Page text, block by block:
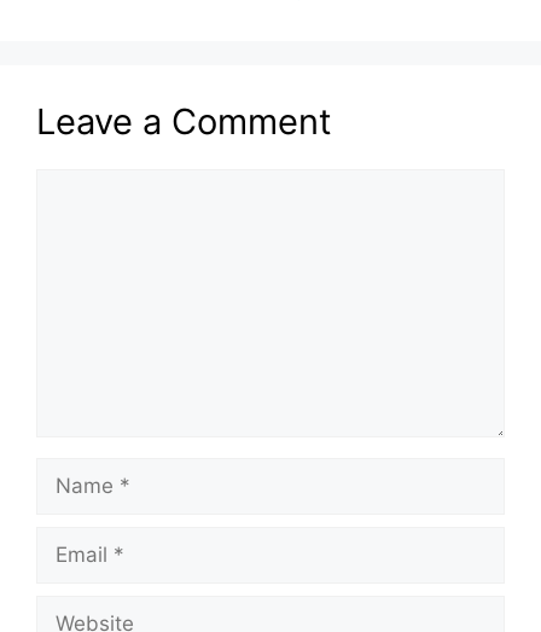
Leave a Comment